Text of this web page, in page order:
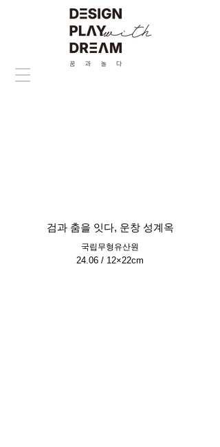
검과 춤을 잇다, 운창 성계옥
국립무형유산원
24.06 / 12×22cm